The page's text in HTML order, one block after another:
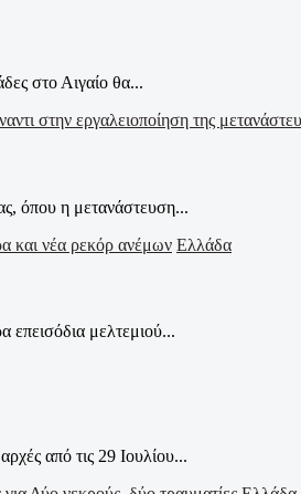
στο Αιγαίο θα...
όπου η μετανάστευση...
Ελλάδα
επεισόδια μελτεμιού...
από τις 29 Ιουλίου...